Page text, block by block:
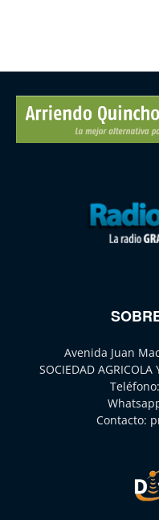
Avenida Juan
SOCIEDAD AGRICOLA
Teléfono:
Contacto: